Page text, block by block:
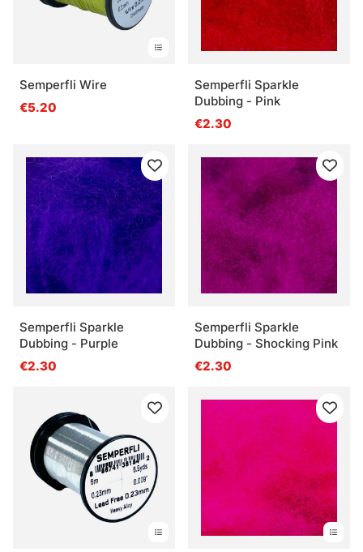
Semperfli Wire
€5.20
Semperfli Sparkle
Dubbing - Pink
€2.30
Semperfli Sparkle
Dubbing - Purple
€2.30
Semperfli Sparkle
Dubbing - Shocking Pink
€2.30